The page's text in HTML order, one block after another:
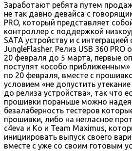
Заработают ребята путем
не так давно девайса с
PRO, который представляет
контроллер с поддержкой
SATA устройству и с
JungleFlasher. Релиз USB 360
20 февраля до 5 марта, первые
поступят «особо приближенным»
по 20 февраля, вместе с
условием «не допустить
до релиза устройства», так что
прошивки пораньше можно
безалаберность тестеров
прошивки, либо на негласное
c4eva и Ko и Team Maximus,
инициировать выпуск своего
вместе с уже со своим готовым